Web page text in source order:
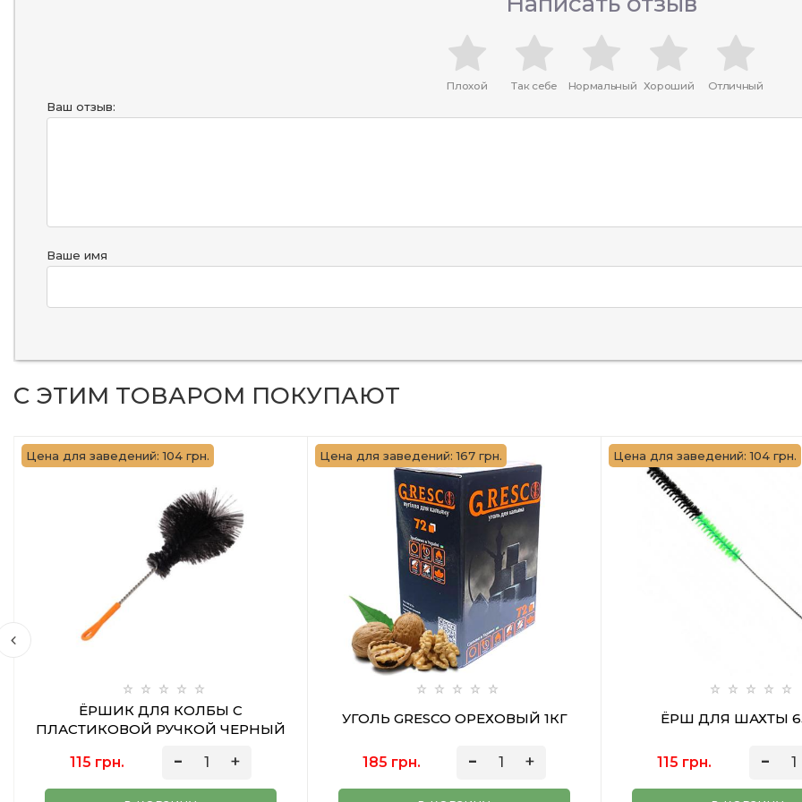
Плохой Так себе Нормальный Хороший Отличный
Ваш отзыв:
Ваше имя
С ЭТИМ ТОВАРОМ ПОКУПАЮТ
Цена для заведений: 104 грн.
ЁРШИК ДЛЯ КОЛБЫ С
ПЛАСТИКОВОЙ РУЧКОЙ ЧЕРНЫЙ
115 грн.
Цена для заведений: 167 грн.
УГОЛЬ GRESCO ОРЕХОВЫЙ 1КГ
185 грн.
Цена для заведений: 104 грн.
ЁРШ ДЛЯ ШАХТЫ
115 грн.